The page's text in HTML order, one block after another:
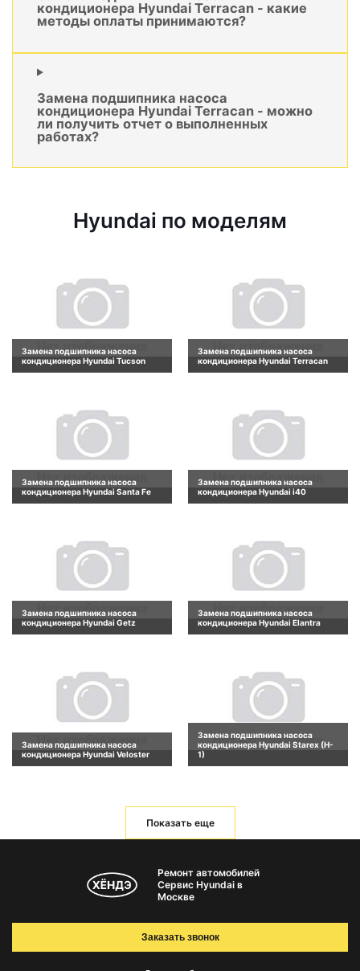
кондиционера Hyundai Terracan - какие
методы оплаты принимаются?
Замена подшипника насоса
кондиционера Hyundai Terracan - можно
ли получить отчет о выполненных
работах?
Hyundai по моделям
Замена подшипника насоса
кондиционера Hyundai Tucson
Замена подшипника насоса
кондиционера Hyundai Terracan
Замена подшипника насоса
кондиционера Hyundai Santa Fe
Замена подшипника насоса
кондиционера Hyundai i40
Замена подшипника насоса
кондиционера Hyundai Getz
Замена подшипника насоса
кондиционера Hyundai Elantra
Замена подшипника насоса
кондиционера Hyundai Veloster
Замена подшипника насоса
кондиционера Hyundai Starex (H-
1)
Показать еще
Ремонт автомобилей
Сервис Hyundai в
Москве
Заказать звонок